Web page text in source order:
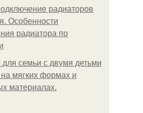
радиаторов
Особенности
радиатора по
для семьи с двумя детьми
на мягких формах и
материалах.